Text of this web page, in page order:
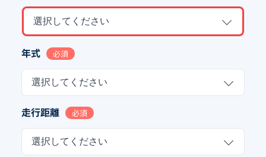
選択してください
年式 必須
選択してください
走行距離 必須
選択してください